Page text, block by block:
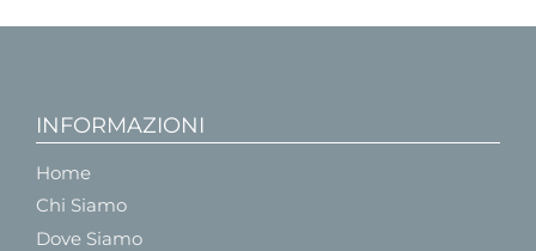
INFORMAZIONI
Home
Chi Siamo
Dove Siamo